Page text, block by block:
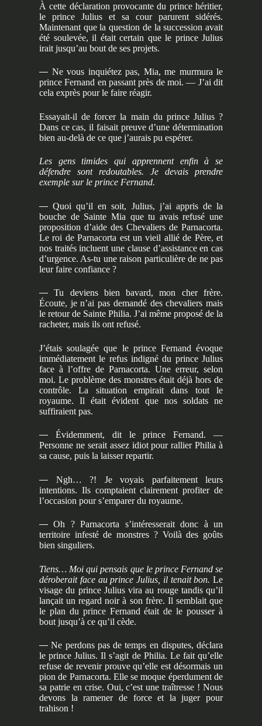
À cette déclaration provocante du prince héritier,
le prince Julius et sa cour parurent sidérés.
Maintenant que la question de la succession avait
été soulevée, il était certain que le prince Julius
irait jusqu’au bout de ses projets.
— Ne vous inquiétez pas, Mia, me murmura le
prince Fernand en passant près de moi. — J’ai dit
cela exprès pour le faire réagir.
Essayait-il de forcer la main du prince Julius ?
Dans ce cas, il faisait preuve d’une détermination
bien au-delà de ce que j’aurais pu espérer.
Les gens timides qui apprennent enfin à se
défendre sont redoutables. Je devais prendre
exemple sur le prince Fernand.
—Quoi qu’il en soit, Julius, j’ai appris de la
bouche de Sainte Mia que tu avais refusé une
proposition d’aide des Chevaliers de Parnacorta.
Le roi de Parnacorta est un vieil allié de Père, et
nos traités incluent une clause d’assistance en cas
d’urgence. As-tu une raison particulière de ne pas
leur faire confiance ?
—Tu deviens bien bavard, mon cher frère.
Écoute, je n’ai pas demandé des chevaliers mais
le retour de Sainte Philia. J’ai même proposé de la
racheter, mais ils ont refusé.
J’étais soulagée que le prince Fernand évoque
immédiatement le refus indigné du prince Julius
face à l’offre de Parnacorta. Une erreur, selon
moi. Le problème des monstres était déjà hors de
contrôle. La situation empirait dans tout le
royaume. Il était évident que nos soldats ne
suffiraient pas.
— Évidemment, dit le prince Fernand. —
Personne ne serait assez idiot pour rallier Philia à
sa cause, puis la laisser repartir.
— Ngh… ?! Je voyais parfaitement leurs
intentions. Ils comptaient clairement profiter de
l’occasion pour s’emparer du royaume.
—Oh ? Parnacorta s’intéresserait donc à un
territoire infesté de monstres ? Voilà des goûts
bien singuliers.
Tiens… Moi qui pensais que le prince Fernand se
déroberait face au prince Julius, il tenait bon. Le
visage du prince Julius vira au rouge tandis qu’il
lançait un regard noir à son frère. Il semblait que
le plan du prince Fernand était de le pousser à
bout jusqu’à ce qu’il cède.
—Ne perdons pas de temps en disputes, déclara
le prince Julius. Il s’agit de Philia. Le fait qu’elle
refuse de revenir prouve qu’elle est désormais un
pion de Parnacorta. Elle se moque éperdument de
sa patrie en crise. Oui, c’est une traîtresse ! Nous
devons la ramener de force et la juger pour
trahison !